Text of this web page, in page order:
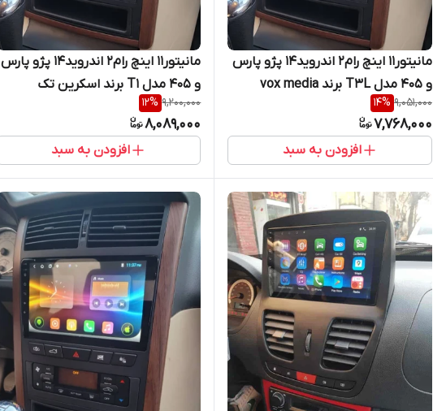
مانیتور11 اینچ رام۲ اندروید1۴ پژو پارس
و 405 مدل T3L برند vox media
9,051,000
14%
7,768,000
افزودن به سبد
مانیتور11 اینچ رام2 اندروید14 پژو پارس
و 405 مدل T1 برند اسکرین تک
9,200,000
12%
8,089,000
افزودن به سبد